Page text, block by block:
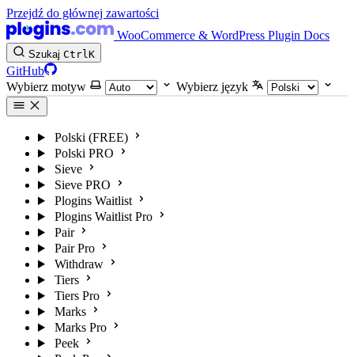
Przejdź do głównej zawartości
WooCommerce & WordPress Plugin Docs
Szukaj CtrlK
GitHub
Wybierz motyw
Wybierz język
Polski (FREE)
Polski PRO
Sieve
Sieve PRO
Plogins Waitlist
Plogins Waitlist Pro
Pair
Pair Pro
Withdraw
Tiers
Tiers Pro
Marks
Marks Pro
Peek